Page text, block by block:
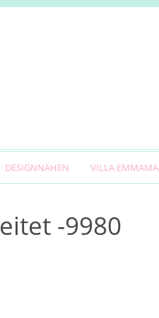
DESIGNNÄHEN VILLA EMMAMA
-9980